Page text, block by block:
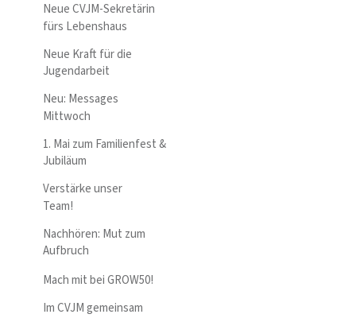
Neue CVJM-Sekretärin
fürs Lebenshaus
Neue Kraft für die
Jugendarbeit
Neu: Messages
Mittwoch
1. Mai zum Familienfest &
Jubiläum
Verstärke unser
Team!
Nachhören: Mut zum
Aufbruch
Mach mit bei GROW50!
Im CVJM gemeinsam